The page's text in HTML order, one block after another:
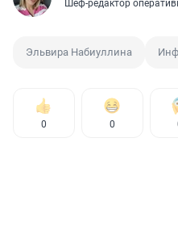
Шеф-редактор
Эльвира Набиуллина
0 0